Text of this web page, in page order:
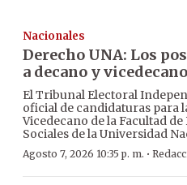
Nacionales
Derecho UNA: Los
a decano y vicedecano
El Tribunal Electoral
oficial de candidaturas para
Vicedecano de la Facultad
Sociales de la Universidad
Agosto 7, 2026 10:35 p. m. ·